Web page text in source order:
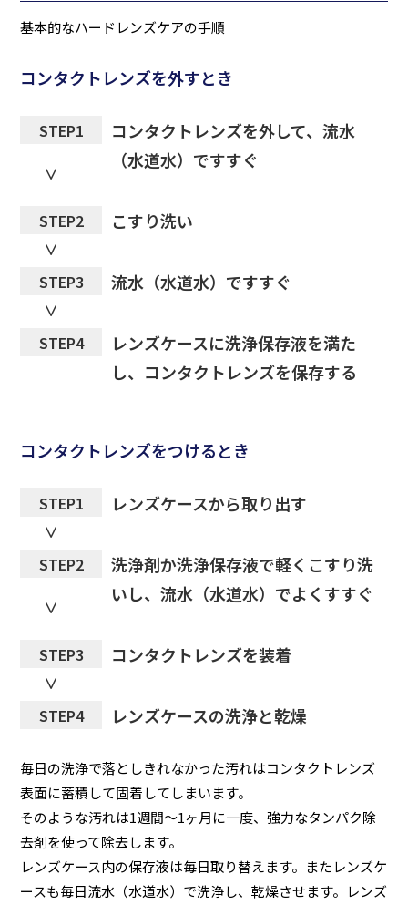
基本的なハードレンズケアの手順
コンタクトレンズを外すとき
STEP1
コンタクトレンズを外して、流水
（水道水）ですすぐ
STEP2 こすり洗い
STEP3 流水（水道水）ですすぐ
STEP4
レンズケースに洗浄保存液を満た
し、コンタクトレンズを保存する
コンタクトレンズをつけるとき
STEP1 レンズケースから取り出す
STEP2
洗浄剤か洗浄保存液で軽くこすり洗
いし、流水（水道水）でよくすすぐ
STEP3 コンタクトレンズを装着
STEP4 レンズケースの洗浄と乾燥
毎日の洗浄で落としきれなかった汚れはコンタクトレンズ
表面に蓄積して固着してしまいます。
そのような汚れは1週間～1ヶ月に一度、強力なタンパク除
去剤を使って除去します。
レンズケース内の保存液は毎日取り替えます。またレンズケ
ースも毎日流水（水道水）で洗浄し、乾燥させます。レンズ